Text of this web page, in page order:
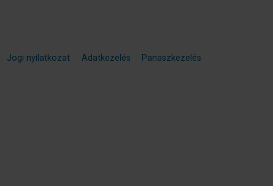
Jogi nyilatkozat Adatkezelés Panaszkezelés